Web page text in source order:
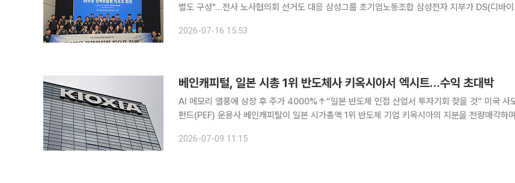
별도 구성"…전사 노사협의회 선거도 대응 삼성그룹 초기업노동조합 삼성전자 지부가 DS(디바이스
성전자 지부는 16일 오전 DS부문 정책위원회 1차 킥오프 회의를 열고
2026-07-16 15:53
베인캐피털, 일본 시총 1위 반도체사 키옥시아서 엑시트…수익 초대박
AI 메모리 열풍에 상장 후 주가 4000%↑“일본 반도체 인접 산업서 투자기회 찾을 것” 미국 사모
펀드(PEF) 운용사 베인캐피탈이 일본 시가총액 1위 반도체 기업 키옥시아의 지분을 전량매각하며
시간) 보도했다. 베인캐피털의 데이비드 그로스 매니징 파트너
2026-07-09 11:15